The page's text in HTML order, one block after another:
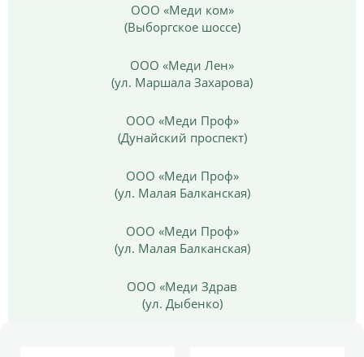
ООО «Меди ком»
(Выборгское шоссе)
ООО «Меди Лен»
(ул. Маршала Захарова)
ООО «Меди Проф»
(Дунайский проспект)
ООО «Меди Проф»
(ул. Малая Балканская)
ООО «Меди Проф»
(ул. Малая Балканская)
ООО «Меди Здрав
(ул. Дыбенко)